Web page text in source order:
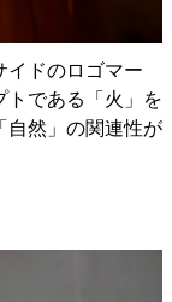
イドのロゴマー
トである「火」を
自然」の関連性が